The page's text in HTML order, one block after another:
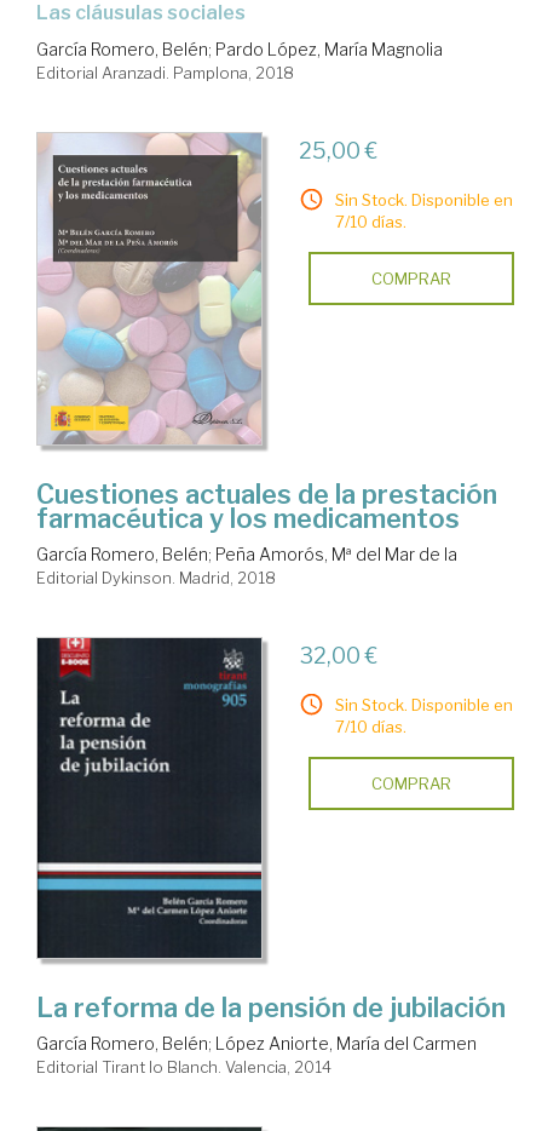
las cláusulas sociales
García Romero, Belén; Pardo López, María Magnolia
Editorial Aranzadi. Pamplona, 2018
25,00 €
Sin Stock. Disponible en
7/10 días.
COMPRAR
Cuestiones actuales de la prestación
farmacéutica y los medicamentos
García Romero, Belén; Peña Amorós, Mª del Mar de la
Editorial Dykinson. Madrid, 2018
32,00 €
Sin Stock. Disponible en
7/10 días.
COMPRAR
La reforma de la pensión de jubilación
García Romero, Belén; López Aniorte, María del Carmen
Editorial Tirant lo Blanch. Valencia, 2014